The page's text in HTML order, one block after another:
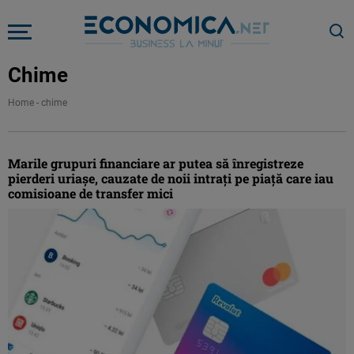
Chime
Home - chime
Marile grupuri financiare ar putea să înregistreze
pierderi uriaşe, cauzate de noii intrați pe piață care iau
comisioane de transfer mici